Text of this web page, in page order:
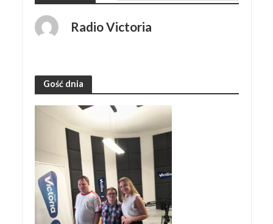
Radio Victoria
Gość dnia